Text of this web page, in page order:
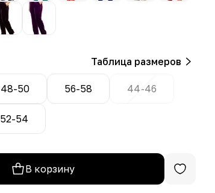
Таблица размеров
48-50 56-58 44-46
52-54
В корзину